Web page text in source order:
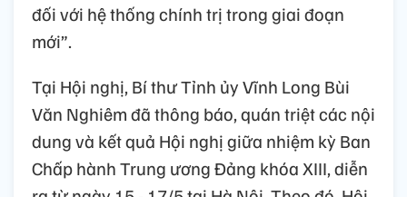
đối với hệ thống chính trị trong giai đoạn
mới”.
Tại Hội nghị, Bí thư Tỉnh ủy Vĩnh Long Bùi
Văn Nghiêm đã thông báo, quán triệt các nội
dung và kết quả Hội nghị giữa nhiệm kỳ Ban
Chấp hành Trung ương Đảng khóa XIII, diễn